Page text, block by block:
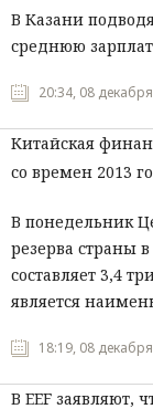
В Казани
среднюю
20:34, 08
Китайская
со времен 2013
В понедельник
резерва страны
составляет 3,4
является
18:19, 08
В EEF заявляют,